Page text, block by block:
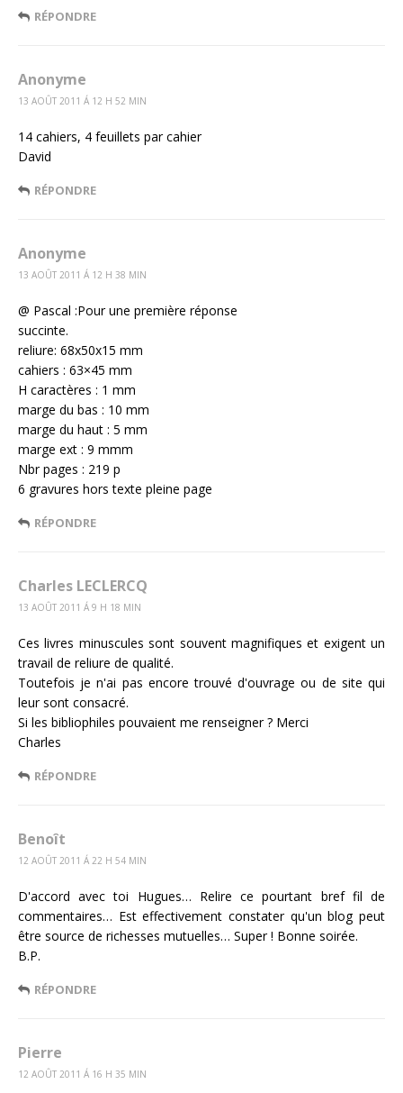
RÉPONDRE
Anonyme
13 AOÛT 2011 Á 12 H 52 MIN
14 cahiers, 4 feuillets par cahier
David
RÉPONDRE
Anonyme
13 AOÛT 2011 Á 12 H 38 MIN
@ Pascal :Pour une première réponse
succinte.
reliure: 68x50x15 mm
cahiers : 63×45 mm
H caractères : 1 mm
marge du bas : 10 mm
marge du haut : 5 mm
marge ext : 9 mmm
Nbr pages : 219 p
6 gravures hors texte pleine page
RÉPONDRE
Charles LECLERCQ
13 AOÛT 2011 Á 9 H 18 MIN
Ces livres minuscules sont souvent magnifiques et exigent un
travail de reliure de qualité.
Toutefois je n'ai pas encore trouvé d'ouvrage ou de site qui
leur sont consacré.
Si les bibliophiles pouvaient me renseigner ? Merci
Charles
RÉPONDRE
Benoît
12 AOÛT 2011 Á 22 H 54 MIN
D'accord avec toi Hugues… Relire ce pourtant bref fil de
commentaires… Est effectivement constater qu'un blog peut
être source de richesses mutuelles… Super ! Bonne soirée.
B.P.
RÉPONDRE
Pierre
12 AOÛT 2011 Á 16 H 35 MIN